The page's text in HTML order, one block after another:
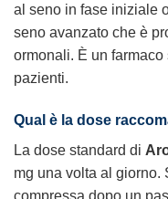
al seno in fase iniziale
seno avanzato che è
ormonali. È un
pazienti.
Qual è la dose
La dose standard di
mg una volta al giorno.
compressa dopo un